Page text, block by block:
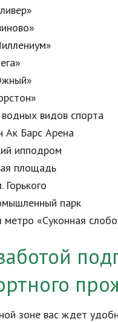
видов спорта
Ак Барс Арена
ипподром
площадь
Горького
парк
метро «Суконная
зоне вас ждет